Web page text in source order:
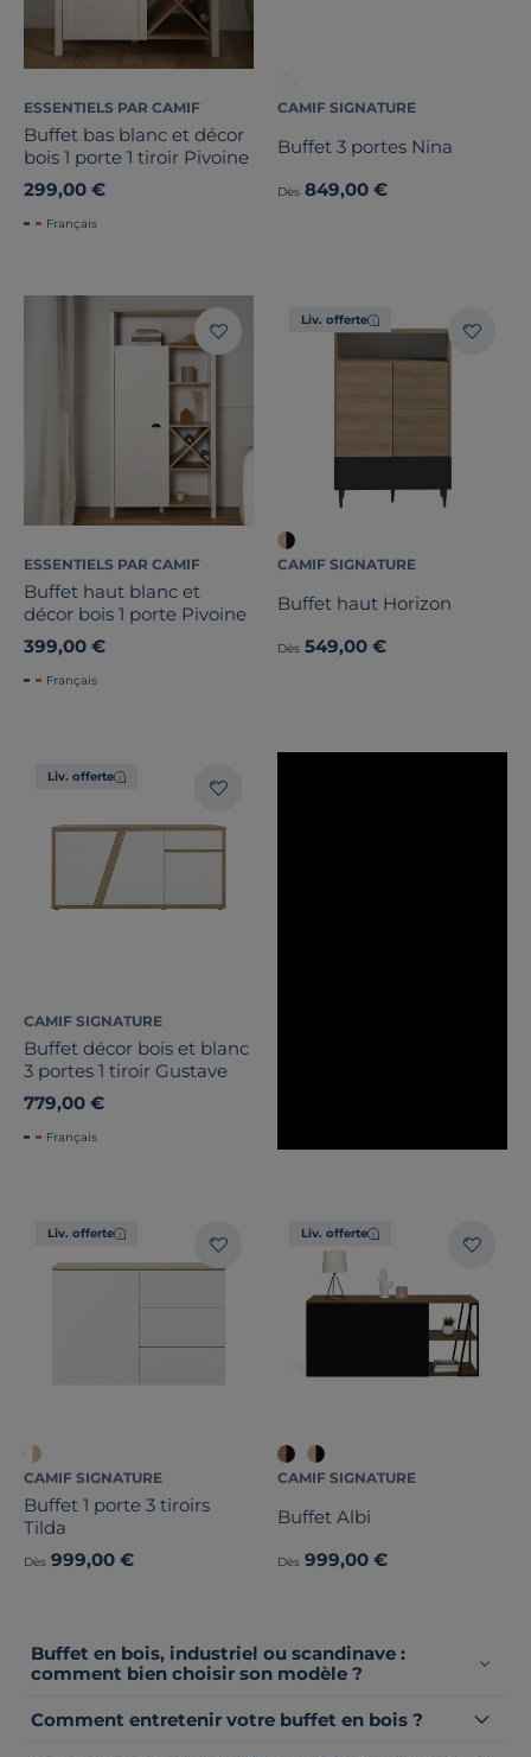
ESSENTIELS PAR CAMIF
Buffet bas blanc et décor
bois 1 porte 1 tiroir Pivoine
299,00 €
Français
CAMIF SIGNATURE
Buffet 3 portes Nina
Dès 849,00 €
ESSENTIELS PAR CAMIF
Buffet haut blanc et
décor bois 1 porte Pivoine
399,00 €
Français
Liv. offerte
CAMIF SIGNATURE
Buffet haut Horizon
Dès 549,00 €
Liv. offerte
CAMIF SIGNATURE
Buffet décor bois et blanc
3 portes 1 tiroir Gustave
779,00 €
Français
Liv. offerte
CAMIF SIGNATURE
Buffet 1 porte 3 tiroirs
Tilda
Dès 999,00 €
Liv. offerte
CAMIF SIGNATURE
Buffet Albi
Dès 999,00 €
Buffet en bois, industriel ou scandinave :
comment bien choisir son modèle ?
Comment entretenir votre buffet en bois ?